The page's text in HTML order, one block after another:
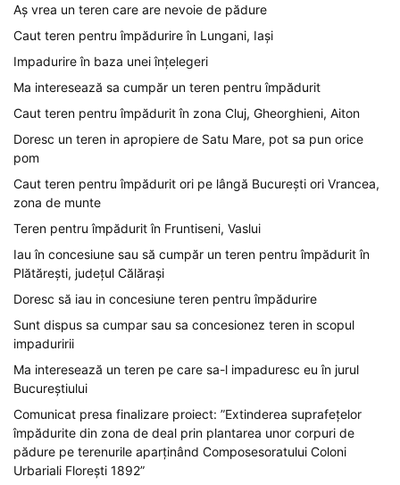
Aș vrea un teren care are nevoie de pădure
Caut teren pentru împădurire în Lungani, Iași
Impadurire în baza unei înțelegeri
Ma interesează sa cumpăr un teren pentru împădurit
Caut teren pentru împădurit în zona Cluj, Gheorghieni, Aiton
Doresc un teren in apropiere de Satu Mare, pot sa pun orice
pom
Caut teren pentru împădurit ori pe lângă București ori Vrancea,
zona de munte
Teren pentru împădurit în Fruntiseni, Vaslui
Iau în concesiune sau să cumpăr un teren pentru împădurit în
Plătărești, județul Călărași
Doresc să iau in concesiune teren pentru împădurire
Sunt dispus sa cumpar sau sa concesionez teren in scopul
impaduririi
Ma interesează un teren pe care sa-l impaduresc eu în jurul
Bucureștiului
Comunicat presa finalizare proiect: ”Extinderea suprafețelor
împădurite din zona de deal prin plantarea unor corpuri de
pădure pe terenurile aparținând Composesoratului Coloni
Urbariali Florești 1892”